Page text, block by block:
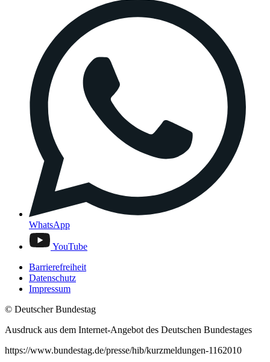
WhatsApp
YouTube
Barrierefreiheit
Datenschutz
Impressum
© Deutscher Bundestag
Ausdruck aus dem Internet-Angebot des Deutschen Bundestages
https://www.bundestag.de/presse/hib/kurzmeldungen-1162010